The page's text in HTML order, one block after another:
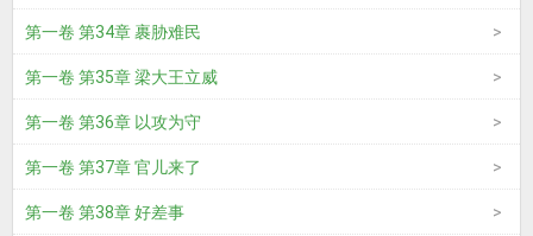
第一卷 第34章 裹胁难民
第一卷 第35章 梁大王立威
第一卷 第36章 以攻为守
第一卷 第37章 官儿来了
第一卷 第38章 好差事